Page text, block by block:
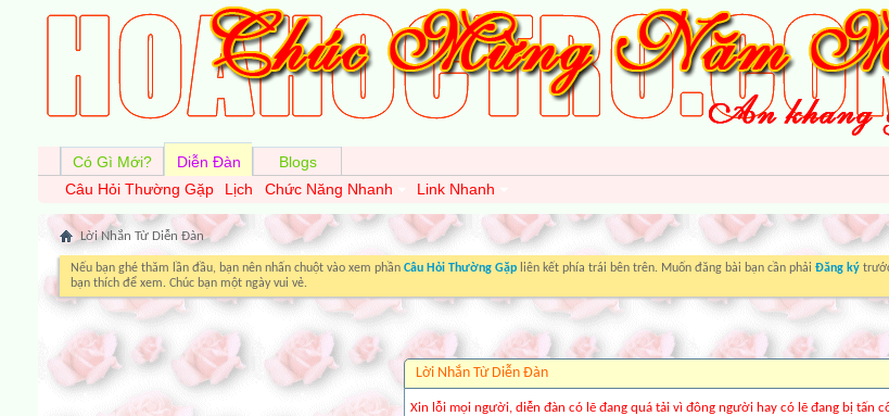
Có Gì Mới?
Diễn Đàn
Câu Hỏi Thường Gặp
Lịch Chức Năng Nhanh Link Nhanh
Blogs
Lời Nhắn Từ Diễn Ðàn
Nếu bạn ghé thăm lần đầu, bạn nên nhấn chuột vào xem phần Câu Hỏi Thường Gặp liên kết phía trái bên trên. Muốn đăng bài bạn cần phải Đăng ký
bạn thích để xem. Chúc bạn một ngày vui vẻ.
Lời Nhắn Từ Diễn Ðàn
Xin lỗi mọi người, diễn đàn có lẽ đang quá tải vì đông người hay có lẽ đang bị tấn